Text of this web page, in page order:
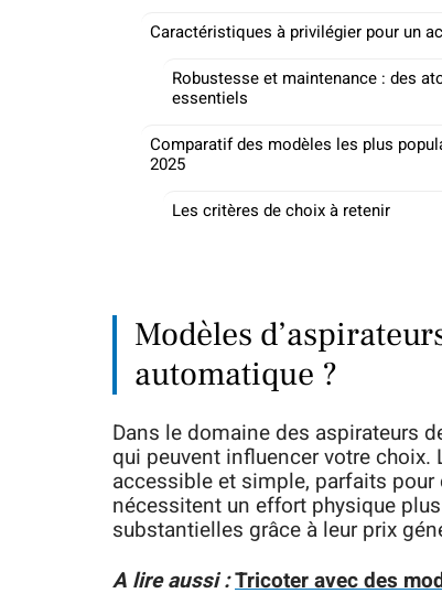
Caractéristiques à privilégier pour un
Robustesse et maintenance : des
essentiels
Comparatif des modèles les plus
2025
Les critères de choix à retenir
Modèles
automatique ?
Dans le domaine des aspirateurs
qui peuvent influencer votre choix.
accessible et simple, parfaits
nécessitent un effort physique
substantielles grâce à leur prix
A lire aussi :Tricoter avec des